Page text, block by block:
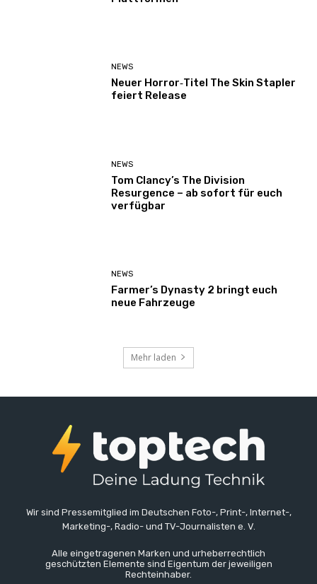
NEWS
Neuer Horror‑Titel The Skin Stapler
feiert Release
NEWS
Tom Clancy’s The Division
Resurgence – ab sofort für euch
verfügbar
NEWS
Farmer’s Dynasty 2 bringt euch
neue Fahrzeuge
Mehr laden
Wir sind Pressemitglied im Deutschen Foto-, Print-, Internet-,
Marketing-, Radio- und TV-Journalisten e. V.
Alle eingetragenen Marken und urheberrechtlich
geschützten Elemente sind Eigentum der jeweiligen
Rechteinhaber.